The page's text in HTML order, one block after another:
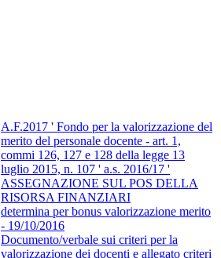
A.F.2017 ' Fondo per la valorizzazione del
merito del personale docente - art. 1,
commi 126, 127 e 128 della legge 13
luglio 2015, n. 107 ' a.s. 2016/17 '
ASSEGNAZIONE SUL POS DELLA
RISORSA FINANZIARI
determina per bonus valorizzazione merito
- 19/10/2016
Documento/verbale sui criteri per la
valorizzazione dei docenti e allegato criteri